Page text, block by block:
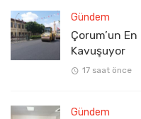
Gündem
Çorum’un
Kavuşuyor
17 saat önce
Gündem